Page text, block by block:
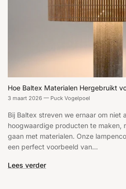
Hoe Baltex Materialen Hergebruikt
3 maart 2026 — Puck Vogelpoel
Bij Baltex streven we ernaar om niet
hoogwaardige producten te maken,
gaan met materialen. Onze
een perfect voorbeeld van...
Lees verder